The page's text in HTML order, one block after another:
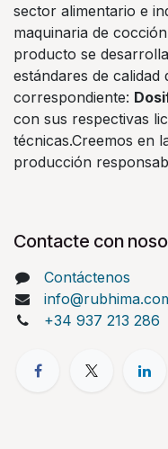
sector alimentario e
maquinaria de
producto se
estándares de calidad
correspondiente:
con sus respectivas
técnicas.Creemos en
producción
Contacte con
Contáctenos
+34 937 213 286